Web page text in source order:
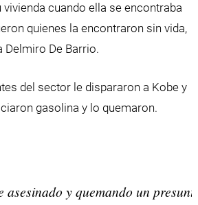
vivienda cuando ella se encontraba
quienes la encontraron sin vida,
De Barrio.
del sector le dispararon a Kobe y
gasolina y lo quemaron.
asesinado y quemando un